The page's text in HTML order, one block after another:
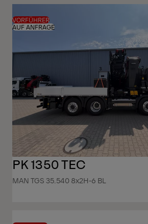
VORFÜHRER
AUF ANFRAGE
PK 1350 TEC
MAN TGS 35.540 8x2H-6 BL